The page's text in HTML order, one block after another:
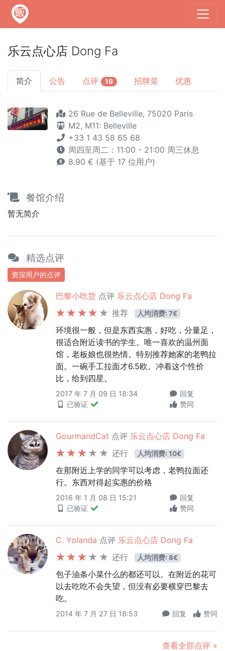
乐云点心店 Dong Fa
简介 公告 点评 19 招牌菜 优惠
26 Rue de Belleville, 75020 Paris
M2, M11: Belleville
+33 1 43 58 65 68
周四至周二：11:00 - 21:00 周三休息
8.90 € (基于 17 位用户)
餐馆介绍
暂无简介
精选点评
资深用户的点评
巴黎小吃货 点评 乐云点心店 Dong Fa
推荐
人均消费: 7€
环境很一般，但是东西实惠，好吃，分量足，
很适合附近读书的学生。唯一喜欢的温州面
馆，老板娘也很热情。特别推荐她家的老鸭拉
面。一碗手工拉面才6.5欧。冲着这个性价
比，给到四星。
2017 年 7 月 09 日 18:34
已验证
回复
赞同
GourmandCat 点评 乐云点心店 Dong Fa
还行
人均消费: 10€
在那附近上学的同学可以考虑，老鸭拉面还
行。东西对得起实惠的价格
2016 年 1 月 08 日 15:21
已验证
回复
赞同
C. Yolanda 点评 乐云点心店 Dong Fa
还行
人均消费: 8€
包子油条小菜什么的都还可以。在附近的花可
以去吃吃不会失望，但没有必要横穿巴黎去
吃。
2014 年 7 月 27 日 18:53 回复 赞同
查看全部点评 »